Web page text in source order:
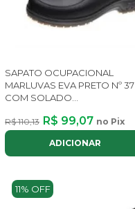
SAPATO OCUPACIONAL
MARLUVAS EVA PRETO Nº 37
COM SOLADO
R$ 110,13 R$ 99,07 no Pix
ADICIONAR
11% OFF